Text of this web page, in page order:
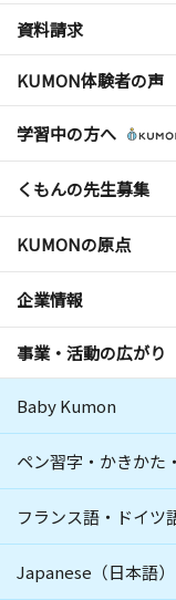
資料請求
KUMON体験者の声
学習中の方へ
くもんの先生募集
KUMONの原点
企業情報
事業・活動の広がり
Baby Kumon
ペン習字・かきかた
フランス語・ドイツ
Japanese（日本語）